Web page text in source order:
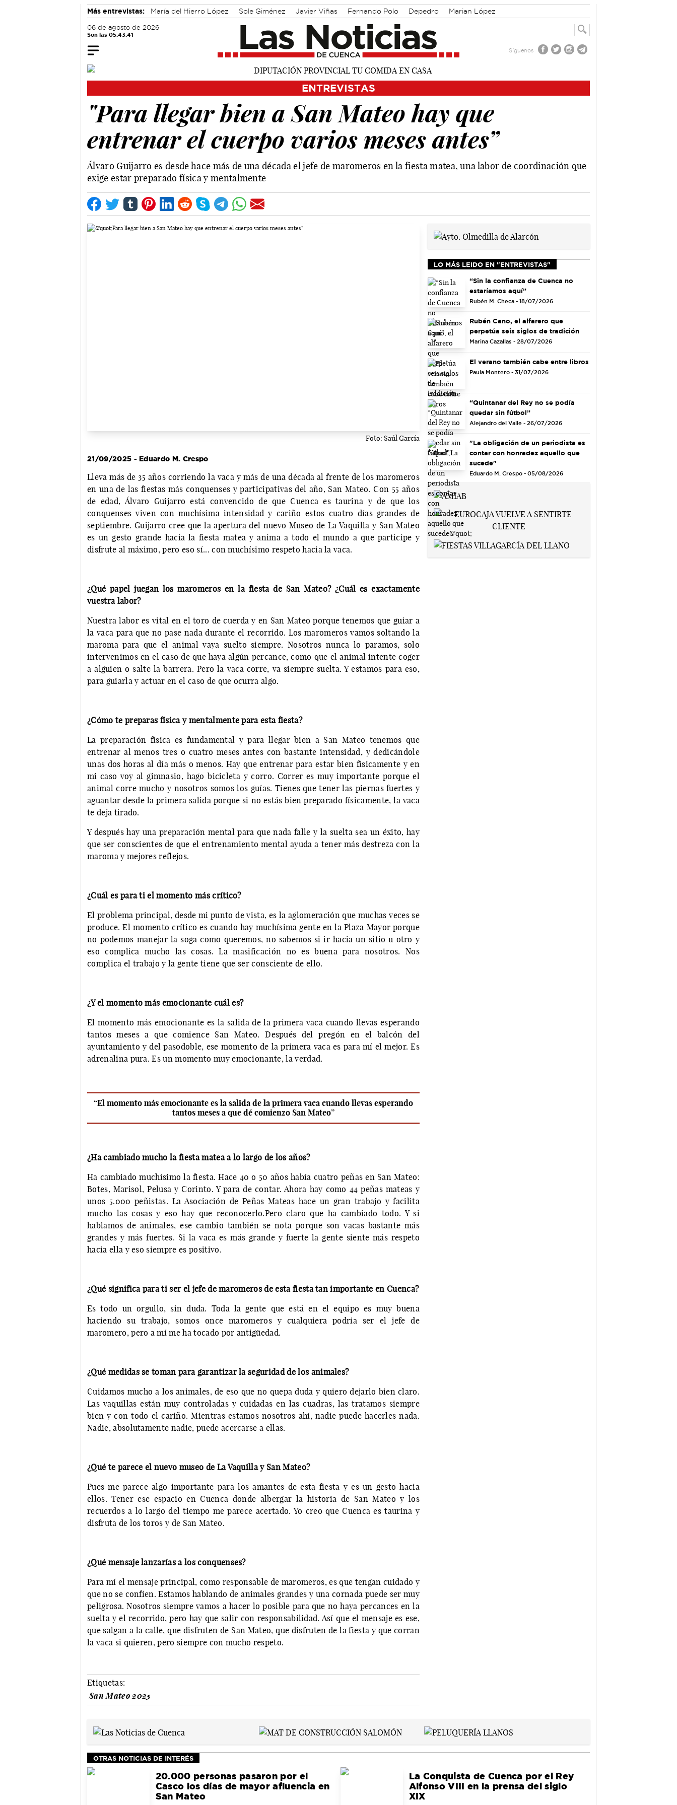
Más entrevistas: María del Hierro López Sole Giménez Javier Viñas Fernando Polo Depedro
Marian López
José Luis Martínez Guijarro
06 de agosto de 2026
Son las 05:43:42
Síguenos
ENTREVISTAS
"Para llegar bien a San Mateo hay que
entrenar el cuerpo varios meses antes”
Álvaro Guijarro es desde hace más de una década el jefe de maromeros en la fiesta matea, una labor de coordinación que
exige estar preparado física y mentalmente
Foto: Saúl García
21/09/2025 - Eduardo M. Crespo
Lleva más de 35 años corriendo la vaca y más de una década al frente de los maromeros
en una de las fiestas más conquenses y participativas del año, San Mateo. Con 55 años
de edad, Álvaro Guijarro está convencido de que Cuenca es taurina y de que los
conquenses viven con muchísima intensidad y cariño estos cuatro días grandes de
septiembre. Guijarro cree que la apertura del nuevo Museo de La Vaquilla y San Mateo
es un gesto grande hacia la fiesta matea y anima a todo el mundo a que participe y
disfrute al máximo, pero eso sí... con muchísimo respeto hacia la vaca.
¿Qué papel juegan los maromeros en la fiesta de San Mateo? ¿Cuál es exactamente
vuestra labor?
Nuestra labor es vital en el toro de cuerda y en San Mateo porque tenemos que guiar a
la vaca para que no pase nada durante el recorrido. Los maromeros vamos soltando la
maroma para que el animal vaya suelto siempre. Nosotros nunca lo paramos, solo
intervenimos en el caso de que haya algún percance, como que el animal intente coger
a alguien o salte la barrera. Pero la vaca corre, va siempre suelta. Y estamos para eso,
para guiarla y actuar en el caso de que ocurra algo.
¿Cómo te preparas física y mentalmente para esta fiesta?
La preparación física es fundamental y para llegar bien a San Mateo tenemos que
entrenar al menos tres o cuatro meses antes con bastante intensidad, y dedicándole
unas dos horas al día más o menos. Hay que entrenar para estar bien físicamente y en
mi caso voy al gimnasio, hago bicicleta y corro. Correr es muy importante porque el
animal corre mucho y nosotros somos los guías. Tienes que tener las piernas fuertes y
aguantar desde la primera salida porque si no estás bien preparado físicamente, la vaca
te deja tirado.
Y después hay una preparación mental para que nada falle y la suelta sea un éxito, hay
que ser conscientes de que el entrenamiento mental ayuda a tener más destreza con la
maroma y mejores reflejos.
¿Cuál es para ti el momento más crítico?
El problema principal, desde mi punto de vista, es la aglomeración que muchas veces se
produce. El momento crítico es cuando hay muchísima gente en la Plaza Mayor porque
no podemos manejar la soga como queremos, no sabemos si ir hacia un sitio u otro y
eso complica mucho las cosas. La masificación no es buena para nosotros. Nos
complica el trabajo y la gente tiene que ser consciente de ello.
¿Y el momento más emocionante cuál es?
El momento más emocionante es la salida de la primera vaca cuando llevas esperando
tantos meses a que comience San Mateo. Después del pregón en el balcón del
ayuntamiento y del pasodoble, ese momento de la primera vaca es para mí el mejor. Es
adrenalina pura. Es un momento muy emocionante, la verdad.
“El momento más emocionante es la salida de la primera vaca cuando llevas esperando
tantos meses a que dé comienzo San Mateo”
¿Ha cambiado mucho la fiesta matea a lo largo de los años?
Ha cambiado muchísimo la fiesta. Hace 40 o 50 años había cuatro peñas en San Mateo:
Botes, Marisol, Pelusa y Corinto. Y para de contar. Ahora hay como 44 peñas mateas y
unos 5.000 peñistas. La Asociación de Peñas Mateas hace un gran trabajo y facilita
mucho las cosas y eso hay que reconocerlo.Pero claro que ha cambiado todo. Y si
hablamos de animales, ese cambio también se nota porque son vacas bastante más
grandes y más fuertes. Si la vaca es más grande y fuerte la gente siente más respeto
hacia ella y eso siempre es positivo.
¿Qué significa para ti ser el jefe de maromeros de esta fiesta tan importante en Cuenca?
Es todo un orgullo, sin duda. Toda la gente que está en el equipo es muy buena
haciendo su trabajo, somos once maromeros y cualquiera podría ser el jefe de
maromero, pero a mí me ha tocado por antigüedad.
¿Qué medidas se toman para garantizar la seguridad de los animales?
Cuidamos mucho a los animales, de eso que no quepa duda y quiero dejarlo bien claro.
Las vaquillas están muy controladas y cuidadas en las cuadras, las tratamos siempre
bien y con todo el cariño. Mientras estamos nosotros ahí, nadie puede hacerles nada.
Nadie, absolutamente nadie, puede acercarse a ellas.
¿Qué te parece el nuevo museo de La Vaquilla y San Mateo?
Pues me parece algo importante para los amantes de esta fiesta y es un gesto hacia
ellos. Tener ese espacio en Cuenca donde albergar la historia de San Mateo y los
recuerdos a lo largo del tiempo me parece acertado. Yo creo que Cuenca es taurina y
disfruta de los toros y de San Mateo.
¿Qué mensaje lanzarías a los conquenses?
Para mí el mensaje principal, como responsable de maromeros, es que tengan cuidado y
que no se confíen. Estamos hablando de animales grandes y una cornada puede ser muy
peligrosa. Nosotros siempre vamos a hacer lo posible para que no haya percances en la
suelta y el recorrido, pero hay que salir con responsabilidad. Así que el mensaje es ese,
que salgan a la calle, que disfruten de San Mateo, que disfruten de la fiesta y que corran
la vaca si quieren, pero siempre con mucho respeto.
Etiquetas:
San Mateo 2025
LO MÁS LEIDO EN "ENTREVISTAS"
“Sin la confianza de Cuenca no
estaríamos aquí”
Rubén M. Checa - 18/07/2026
Rubén Cano, el alfarero que
perpetúa seis siglos de tradición
Marina Cazallas - 28/07/2026
El verano también cabe entre libros
Paula Montero - 31/07/2026
“Quintanar del Rey no se podía
quedar sin fútbol”
Alejandro del Valle - 26/07/2026
"La obligación de un periodista es
contar con honradez aquello que
sucede"
Eduardo M. Crespo - 05/08/2026
OTRAS NOTICIAS DE INTERÉS
20.000 personas pasaron por el
Casco los días de mayor afluencia en
San Mateo
La Conquista de Cuenca por el Rey
Alfonso VIII en la prensa del siglo
XIX